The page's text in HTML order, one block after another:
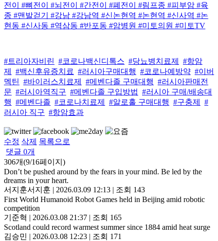
전이 #뼈전이 #뇌전이 #간전이 #폐전이 #림프종 #피부암 #육
종 #맨발걷기 #강남 #강남역 #신논현역 #논현역 #신사역 #논
현동 #신사동 #역삼동 #반포동 #암병원 #미토의원 #미토TV
#트리아자비린 #코로나백신디톡스 #당뇨병치료제
#항암
제
#백신후유증치료 #러시아구매대행 #코로나예방약 #이버
멕틴 #바이러스치료제 #메벤다졸 구매대행 #러시아판매전
문 #러시아역직구 #메벤다졸 구입방법 #러시아 구매/배송대
행 #메벤다졸 #코로나치료제 #알로홀 구매대행 #구충제
#
러시아 직구 #항암효과
수정 삭제 목록으로
댓글 0개
306개(9/16페이지)
Don’t be pushed around by the fears in your mind. Be led by the
dreams in your heart.
서지훈서지훈 | 2026.03.09 12:13 | 조회 143
First World Humanoid Robot Games held in Beijing amid robotic
competition
기준혁 | 2026.03.08 21:37 | 조회 165
Scotland could record warmest summer since 1884 amid heat surge
김승민 | 2026.03.08 12:23 | 조회 171